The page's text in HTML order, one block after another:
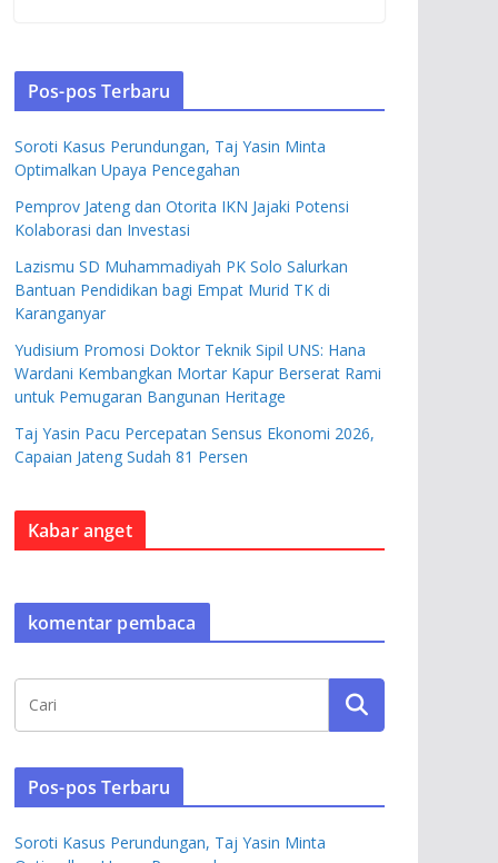
Pos-pos Terbaru
Soroti Kasus Perundungan, Taj Yasin Minta
Optimalkan Upaya Pencegahan
Pemprov Jateng dan Otorita IKN Jajaki Potensi
Kolaborasi dan Investasi
Lazismu SD Muhammadiyah PK Solo Salurkan
Bantuan Pendidikan bagi Empat Murid TK di
Karanganyar
Yudisium Promosi Doktor Teknik Sipil UNS: Hana
Wardani Kembangkan Mortar Kapur Berserat Rami
untuk Pemugaran Bangunan Heritage
Taj Yasin Pacu Percepatan Sensus Ekonomi 2026,
Capaian Jateng Sudah 81 Persen
Kabar anget
komentar pembaca
Pos-pos Terbaru
Soroti Kasus Perundungan, Taj Yasin Minta